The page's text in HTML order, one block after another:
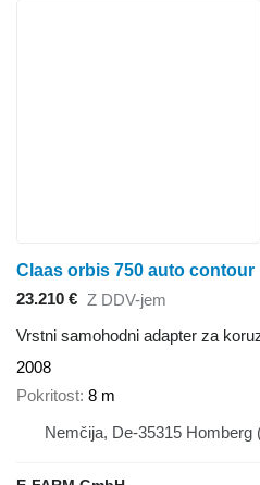
Claas orbis 750 auto contour
23.210 € Z DDV-jem
Vrstni samohodni adapter za
2008
Pokritost 8 m
Nemčija, De-35315 Homberg